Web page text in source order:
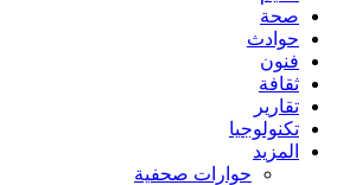
صحة
حوادث
فنون
ثقافة
تقارير
تكنولوجيا
المزيد
حوارات صحفية